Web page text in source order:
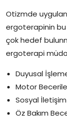
Otizmde
ergoterapinin bu
çok hedef
ergoterapi
Duyusal
Motor
Sosyal
Öz Bakım